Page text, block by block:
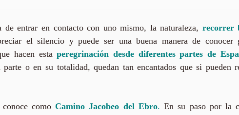
entrar en contacto con uno mismo, la naturaleza, recorrer
el silencio y puede ser una buena manera de conocer
hacen estaperegrinación desde diferentes partes de
o en su totalidad, quedan tan encantados que si pueden
conoce comoCamino Jacobeo del Ebro. En su paso por la